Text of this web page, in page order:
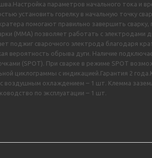
параметров начального тока и
установить горелку в начальную точку
помогают правильно завершить
(MMA) позволяет работать с
поджиг сварочного электрода благодаря
вероятность обрыва дуги. Наличие
(SPOT). При сварке в режиме SPOT
циклограммы с индикацией.Гарантия 2
с воздушным охлаждением – 1 шт. Клемма
по эксплуатации – 1 шт.